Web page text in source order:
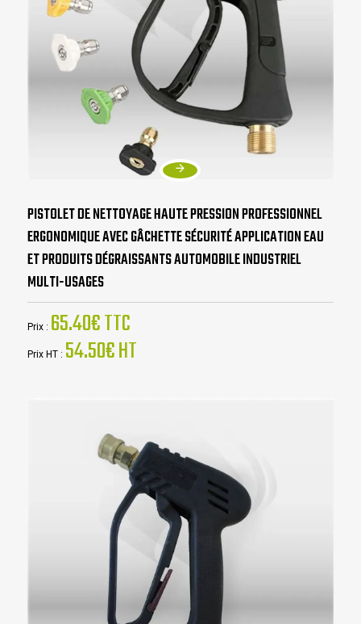
PISTOLET DE NETTOYAGE HAUTE PRESSION PROFESSIONNEL
ERGONOMIQUE AVEC GÂCHETTE SÉCURITÉ APPLICATION EAU
ET PRODUITS DÉGRAISSANTS AUTOMOBILE INDUSTRIEL
MULTI-USAGES
Prix : 65.40€ TTC
Prix HT : 54.50€ HT